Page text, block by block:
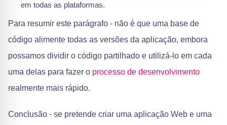
em todas as plataformas.
Para resumir este parágrafo - não é que uma base de
código alimente todas as versões da aplicação, embora
possamos dividir o código partilhado e utilizá-lo em cada
uma delas para fazer o processo de desenvolvimento
realmente mais rápido.
Conclusão - se pretende criar uma aplicação Web e uma